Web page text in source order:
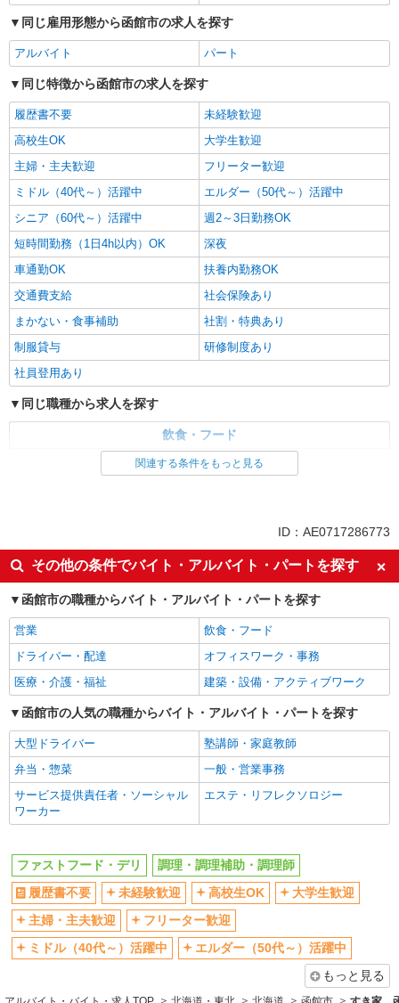
同じ雇用形態から函館市の求人を探す
アルバイト パート
同じ特徴から函館市の求人を探す
履歴書不要
未経験歓迎
高校生OK
大学生歓迎
主婦・主夫歓迎
フリーター歓迎
ミドル（40代～）活躍中
エルダー（50代～）活躍中
シニア（60代～）活躍中
週2～3日勤務OK
短時間勤務（1日4h以内）OK
深夜
車通勤OK
扶養内勤務OK
交通費支給
社会保険あり
まかない・食事補助
社割・特典あり
制服貸与
研修制度あり
社員登用あり
同じ職種から求人を探す
飲食・フード
ファストフード・デリ
調理・調理補助・調理師
大学生歓迎
ミドル（40代～）活躍中
週2～3日勤務OK
短時間勤務（1日4h以内）OK
深夜
車通勤OK
扶養内勤務OK
交通費支給
社会保険あり
まかない・食事補助
社員登用あり
関連する条件をもっと見る
ID：AE0717286773
その他の条件でバイト・アルバイト・パートを探す
函館市の職種からバイト・アルバイト・パートを探す
営業
飲食・フード
ドライバー・配達
オフィスワーク・事務
医療・介護・福祉
建築・設備・アクティブワーク
函館市の人気の職種からバイト・アルバイト・パートを探す
大型ドライバー
塾講師・家庭教師
弁当・惣菜
一般・営業事務
サービス提供責任者・ソーシャル
ワーカー
エステ・リフレクソロジー
ファストフード・デリ
調理・調理補助・調理師
履歴書不要
未経験歓迎 高校生OK
大学生歓迎
主婦・主夫歓迎
フリーター歓迎
ミドル（40代～）活躍中
エルダー（50代～）活躍中
もっと見る